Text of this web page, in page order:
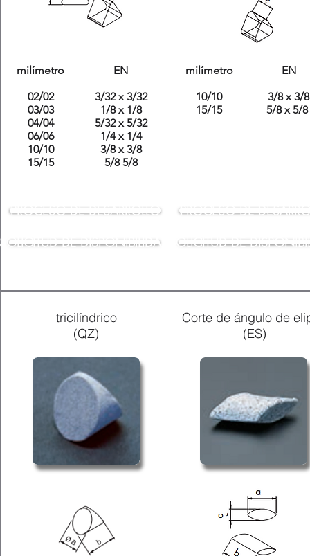
milímetro
02/02
03/03
04/04
06/06
10/10
15/15
EN
3/32 x 3/32
1/8 x 1/8
5/32 x 5/32
1/4 x 1/4
3/8 x 3/8
5/8 5/8
PROCESO DE DESARROLLO
SOLICITUD DE DISPONIBILIDAD
milímetro
10/10
15/15
EN
3/8 x 3/8​
5/8 x 5/
PROCESO DE
SOLICITUD DE
tricilíndrico
(QZ)
Corte de ángulo de
(ES)